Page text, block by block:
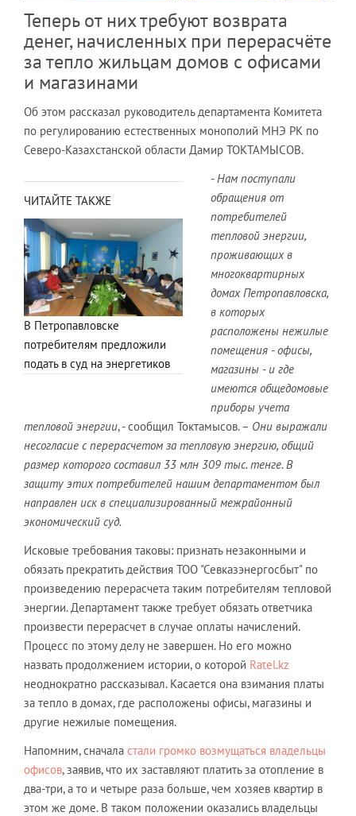
Теперь от них требуют возврата
денег, начисленных при перерасчёте
за тепло жильцам домов с офисами
и магазинами
Об этом рассказал руководитель департамента Комитета
по регулированию естественных монополий МНЭ РК по
Северо-Казахстанской области Дамир ТОКТАМЫСОВ.
ЧИТАЙТЕ ТАКЖЕ
В Петропавловске
потребителям предложили
подать в суд на энергетиков
- Нам поступали
обращения от
потребителей
тепловой энергии,
проживающих в
многоквартирных
домах Петропавловска,
в которых
расположены нежилые
помещения - офисы,
магазины - и где
имеются общедомовые
приборы учета
тепловой энергии, - сообщил Токтамысов. – Они выражали
несогласие с перерасчетом за тепловую энергию, общий
размер которого составил 33 млн 309 тыс. тенге. В
защиту этих потребителей нашим департаментом был
направлен иск в специализированный межрайонный
экономический суд.
Исковые требования таковы: признать незаконными и
обязать прекратить действия ТОО "Севказэнергосбыт" по
произведению перерасчета таким потребителям тепловой
энергии. Департамент также требует обязать ответчика
произвести перерасчет в случае оплаты начислений.
Процесс по этому делу не завершен. Но его можно
назвать продолжением истории, о которой Ratel.kz
неоднократно рассказывал. Касается она взимания платы
за тепло в домах, где расположены офисы, магазины и
другие нежилые помещения.
Напомним, сначала стали громко возмущаться владельцы
офисов, заявив, что их заставляют платить за отопление в
два-три, а то и четыре раза больше, чем хозяев квартир в
этом же доме. В таком положении оказались владельцы